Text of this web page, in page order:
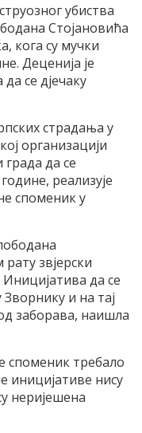
убиства
Стојановића
кога су мучки
Деценија је
се дјечаку
страдања у
организацији
да се
реализује
споменик у
звјерски
Иницијатива да се
и на тај
заборава, наишла
споменик требало
иницијативе нису
неријешена